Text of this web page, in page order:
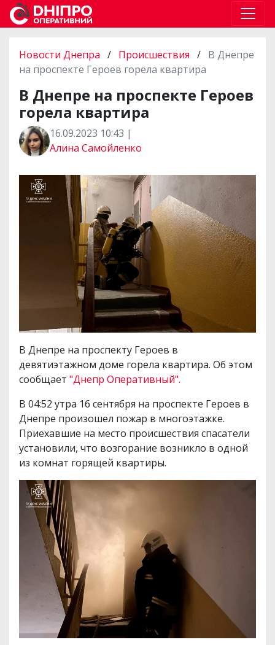
Новости Днепра / Происшествия / В Днепре
на проспекте Героев горела квартира
В Днепре на проспекте Героев
горела квартира
16.09.2023 10:43 |
Алина Самойленко
В Днепре на проспекту Героев в
девятиэтажном доме горела квартира. Об этом
сообщает "Днепр Оперативный".
В 04:52 утра 16 сентября на проспекте Героев в
Днепре произошел пожар в многоэтажке.
Приехавшие на место происшествия спасатели
установили, что возгорание возникло в одной
из комнат горящей квартиры.